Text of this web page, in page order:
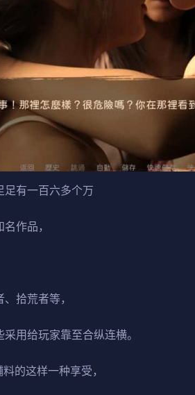
有一百六多个万
作品，
拾荒者等，
用给玩家靠至合纵连横。
的这样一种享受，